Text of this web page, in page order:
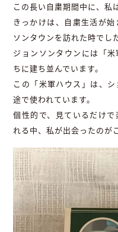
この長い自粛期間中に、私
きっかけは、自粛生活が
ソンタウンを訪れた時でし
ジョンソンタウンには「
ちに建ち並んでいます。
この「米軍ハウス」は、
途で使われています。
個性的で、見ているだけ
れる中、私が出会ったのが